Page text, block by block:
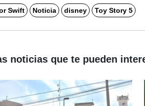
Swift Noticia disney Toy Story 5
noticias que te pueden